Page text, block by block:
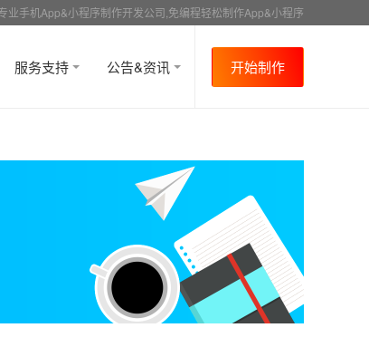
业手机App&小程序制作开发公司,免编程轻松制作App&小程序
服务支持 公告&资讯 开始制作